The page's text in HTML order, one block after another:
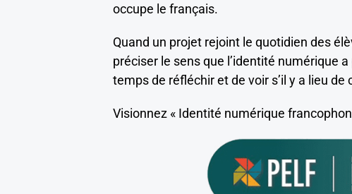
occupe le français.
Quand un projet rejoint le quotidien des
préciser le sens que l’identité numérique
temps de réfléchir et de voir s’il y a lieu
Visionnez « Identité numérique